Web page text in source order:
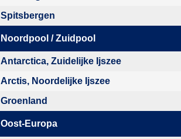
Spitsbergen
Noordpool / Zuidpool
Antarctica, Zuidelijke Ijszee
Arctis, Noordelijke Ijszee
Groenland
Oost-Europa